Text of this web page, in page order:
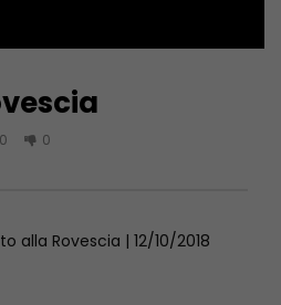
0 0
alla Rovescia | 12/10/2018